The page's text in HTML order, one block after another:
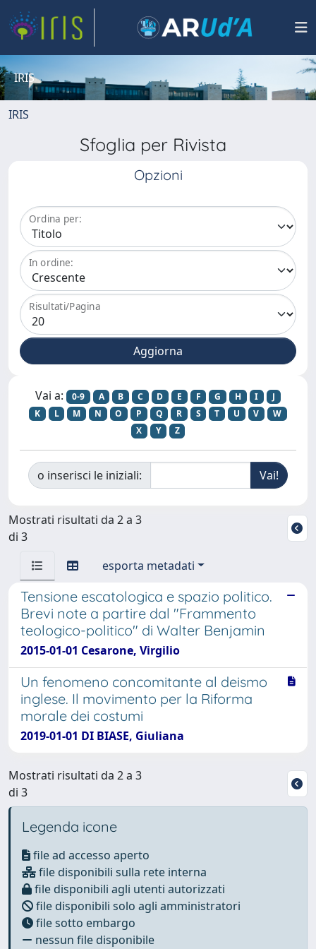
IRIS
IRIS
Sfoglia per Rivista
Opzioni
Ordina per:
In ordine:
Risultati/Pagina
Vai a: 0-9 A B C D E F G H I
J
K
L M N O P Q R S T U V
W
X
Y Z
o inserisci le iniziali:
Mostrati risultati da 2 a 3
di 3
esporta metadati
Tensione escatologica e spazio politico.
Brevi note a partire dal "Frammento
teologico-politico" di Walter Benjamin
2015-01-01 Cesarone, Virgilio
Un fenomeno concomitante al deismo
inglese. Il movimento per la Riforma
morale dei costumi
2019-01-01 DI BIASE, Giuliana
Mostrati risultati da 2 a 3
di 3
Legenda icone
file ad accesso aperto
file disponibili sulla rete interna
file disponibili agli utenti autorizzati
file disponibili solo agli amministratori
file sotto embargo
nessun file disponibile